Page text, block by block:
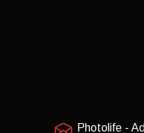
Photolife -